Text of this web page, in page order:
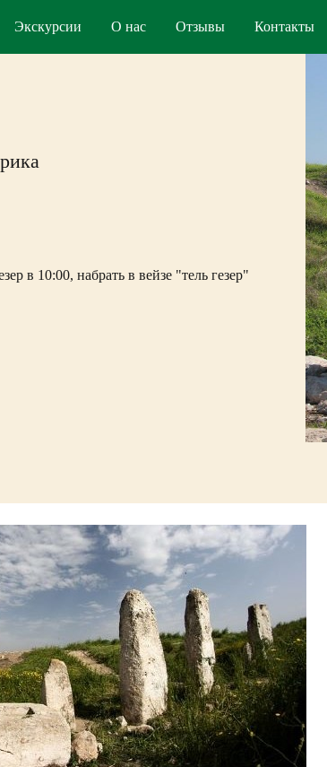
Экскурсии О нас Отзывы Контакты
в 10:00, набрать в вейзе "тель гезер"